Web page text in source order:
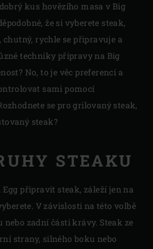
kus hovězího masa v Big
že si vyberete steak,
rychle se připravuje a
techniky přípravy na Big
No, to je věc preferencí a
sami pomocí
se pro grilovaný steak,
steak?
STEAKU
Egg připravit steak, záleží jen na
V závislosti na této volbě
nebo zadní části krávy. Steak ze
strany, silného boku nebo